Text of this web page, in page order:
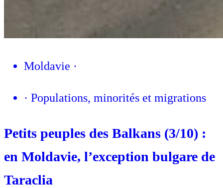
Moldavie ·
· Populations, minorités et migrations
Petits peuples des Balkans (3/10) :
en Moldavie, l’exception bulgare de
Taraclia